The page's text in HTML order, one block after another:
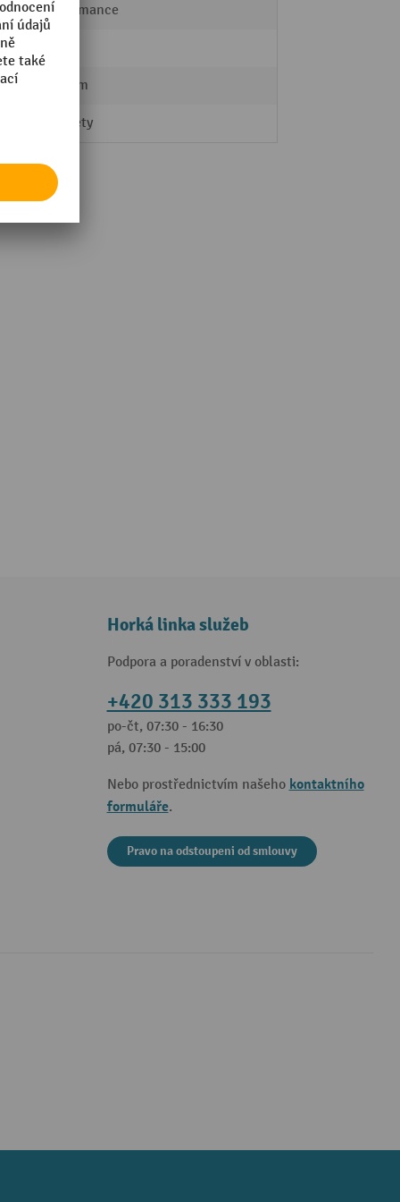
Performance
530 mm
B-Safety
Horká linka služeb
Podpora a poradenství v oblasti:
+420 313 333 193
po-čt, 07:30 - 16:30
pá, 07:30 - 15:00
Nebo prostřednictvím našeho kontaktního
formuláře.
Pravo na odstoupeni od smlouvy